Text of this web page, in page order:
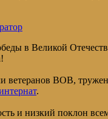
в Великой
ветеранов ВОВ,
.
и низкий поклон